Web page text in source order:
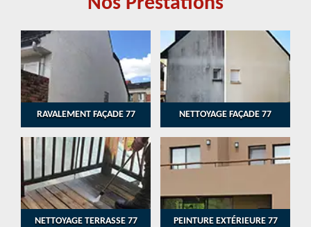
RAVALEMENT FAÇADE 77 NETTOYAGE FAÇADE 77
NETTOYAGE TERRASSE 77 PEINTURE EXTÉRIEURE 77